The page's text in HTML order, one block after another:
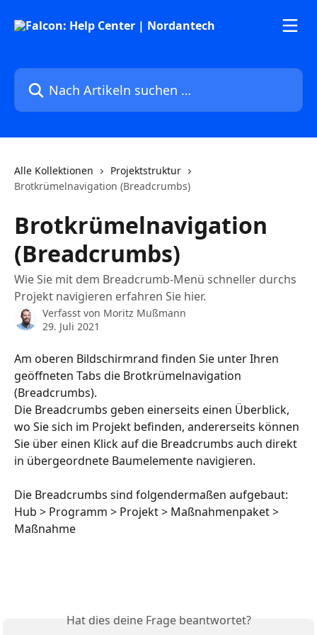
Nach Artikeln suchen …
Alle Kollektionen
Projektstruktur
Brotkrümelnavigation (Breadcrumbs)
Brotkrümelnavigation
(Breadcrumbs)
Wie Sie mit dem Breadcrumb-Menü schneller durchs
Projekt navigieren erfahren Sie hier.
Verfasst von Moritz Mußmann
29. Juli 2021
Am oberen Bildschirmrand finden Sie unter Ihren
geöffneten Tabs die Brotkrümelnavigation
(Breadcrumbs).
Die Breadcrumbs geben einerseits einen Überblick,
wo Sie sich im Projekt befinden, andererseits können
Sie über einen Klick auf die Breadcrumbs auch direkt
in übergeordnete Baumelemente navigieren.
Die Breadcrumbs sind folgendermaßen aufgebaut:
Hub > Programm > Projekt > Maßnahmenpaket >
Maßnahme
Hat dies deine Frage beantwortet?